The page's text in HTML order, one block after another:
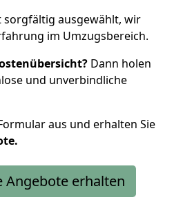
sorgfältig ausgewählt, wir
im Umzugsbereich.
Dann holen
und unverbindliche
aus und erhalten Sie
Angebote erhalten